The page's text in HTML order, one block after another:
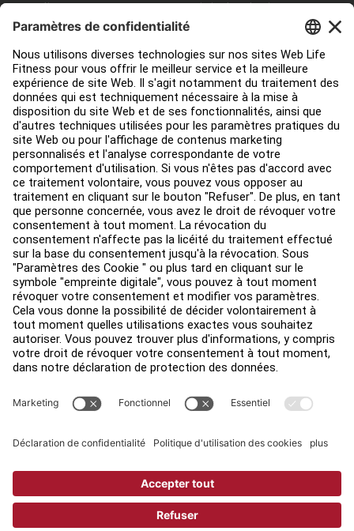
Cardio
Strength Training
Accessoires
Digital Solutions
Contact Service
Aménagement de club
Centre de services
Centre d’éducation
Environ
Trouver un distributeur
Find a Store
Légal
Accessibilité
Sign in to Facility Connect
Paramètres de confidentialité
Terms and Conditions